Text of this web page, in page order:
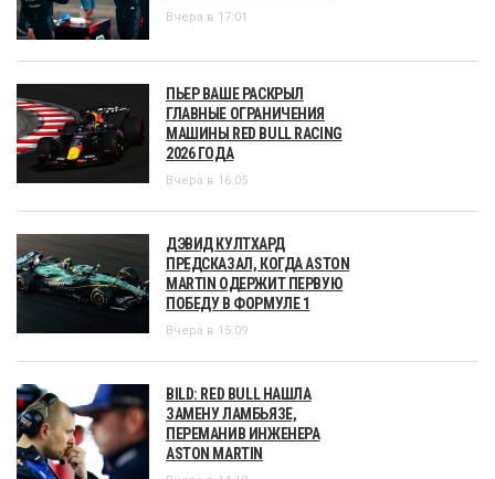
Вчера в 17:01
ПЬЕР ВАШЕ РАСКРЫЛ
ГЛАВНЫЕ ОГРАНИЧЕНИЯ
МАШИНЫ RED BULL RACING
2026 ГОДА
Вчера в 16:05
ДЭВИД КУЛТХАРД
ПРЕДСКАЗАЛ, КОГДА ASTON
MARTIN ОДЕРЖИТ ПЕРВУЮ
ПОБЕДУ В ФОРМУЛЕ 1
Вчера в 15:09
BILD: RED BULL НАШЛА
ЗАМЕНУ ЛАМБЬЯЗЕ,
ПЕРЕМАНИВ ИНЖЕНЕРА
ASTON MARTIN